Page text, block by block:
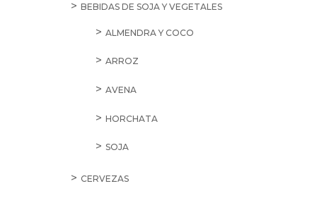
BEBIDAS DE SOJA Y VEGETALES
ALMENDRA Y COCO
ARROZ
AVENA
HORCHATA
SOJA
CERVEZAS